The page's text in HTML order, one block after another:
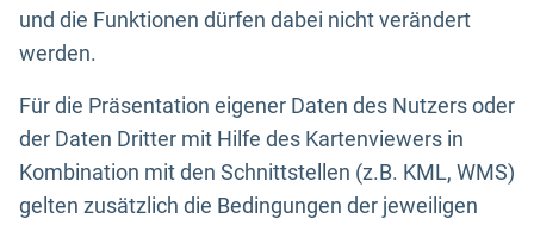
und die Funktionen dürfen dabei nicht verändert
werden.
Für die Präsentation eigener Daten des Nutzers oder
der Daten Dritter mit Hilfe des Kartenviewers in
Kombination mit den Schnittstellen (z.B. KML, WMS)
gelten zusätzlich die Bedingungen der jeweiligen